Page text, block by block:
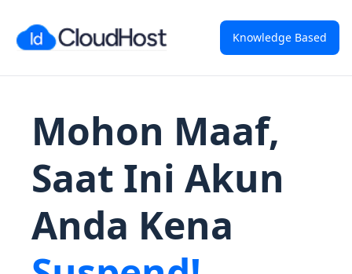
Knowledge Based
Mohon Maaf,
Saat Ini Akun
Anda Kena